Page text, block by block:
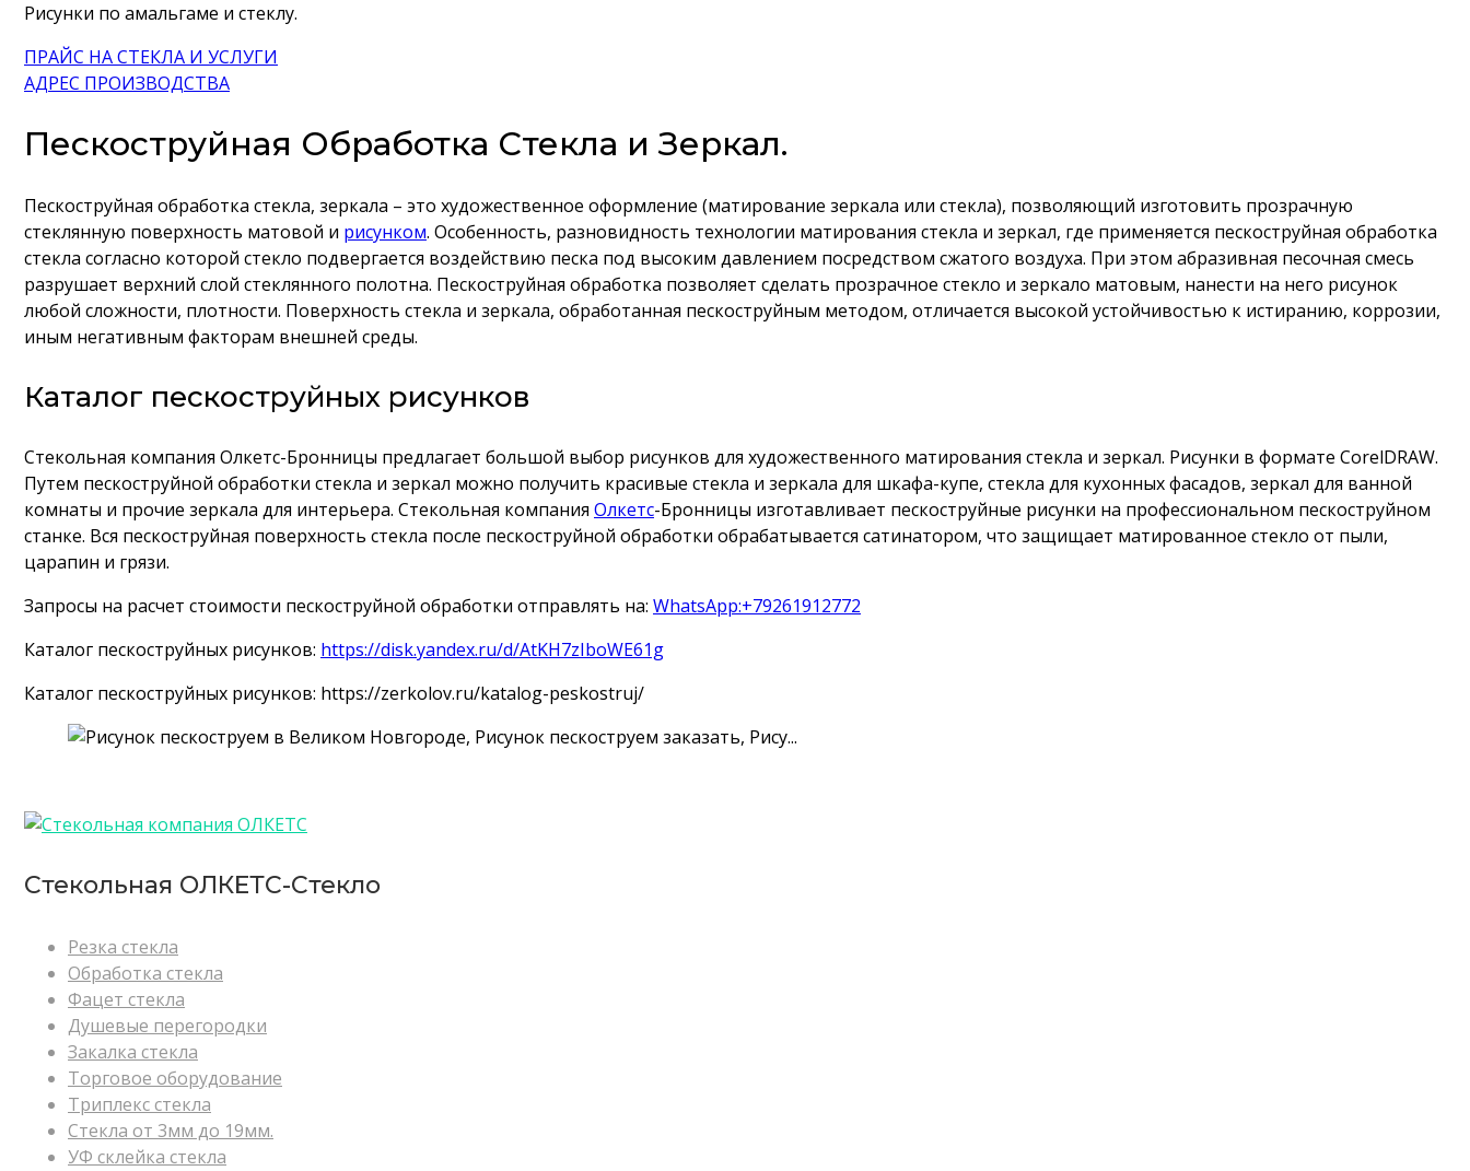
Рисунки по амальгаме и стеклу.
ПРАЙС НА СТЕКЛА И УСЛУГИ
АДРЕС ПРОИЗВОДСТВА
Пескоструйная Обработка Стекла и Зеркал.
Пескоструйная обработка стекла, зеркала – это художественное оформление (матирование зеркала или стекла), позволяющий изготовить прозрачную
стеклянную поверхность матовой и рисунком. Особенность, разновидность технологии матирования стекла и зеркал, где применяется пескоструйная обработка
стекла согласно которой стекло подвергается воздействию песка под высоким давлением посредством сжатого воздуха. При этом абразивная песочная смесь
разрушает верхний слой стеклянного полотна. Пескоструйная обработка позволяет сделать прозрачное стекло и зеркало матовым, нанести на него рисунок
любой сложности, плотности. Поверхность стекла и зеркала, обработанная пескоструйным методом, отличается высокой устойчивостью к истиранию, коррозии,
иным негативным факторам внешней среды.
Каталог пескоструйных рисунков
Стекольная компания Олкетс-Бронницы предлагает большой выбор рисунков для художественного матирования стекла и зеркал. Рисунки в формате CorelDRAW.
Путем пескоструйной обработки стекла и зеркал можно получить красивые стекла и зеркала для шкафа-купе, стекла для кухонных фасадов, зеркал для ванной
комнаты и прочие зеркала для интерьера. Стекольная компания Олкетс-Бронницы изготавливает пескоструйные рисунки на профессиональном пескоструйном
станке. Вся пескоструйная поверхность стекла после пескоструйной обработки обрабатывается сатинатором, что защищает матированное стекло от пыли,
царапин и грязи.
Запросы на расчет стоимости пескоструйной обработки отправлять на: WhatsApp:+79261912772
Каталог пескоструйных рисунков: https://disk.yandex.ru/d/AtKH7zIboWE61g
Каталог пескоструйных рисунков: https://zerkolov.ru/katalog-peskostruj/
Стекольная ОЛКЕТС-Стекло
Резка стекла
Обработка стекла
Фацет стекла
Душевые перегородки
Закалка стекла
Торговое оборудование
Триплекс стекла
Стекла от 3мм до 19мм.
УФ склейка стекла